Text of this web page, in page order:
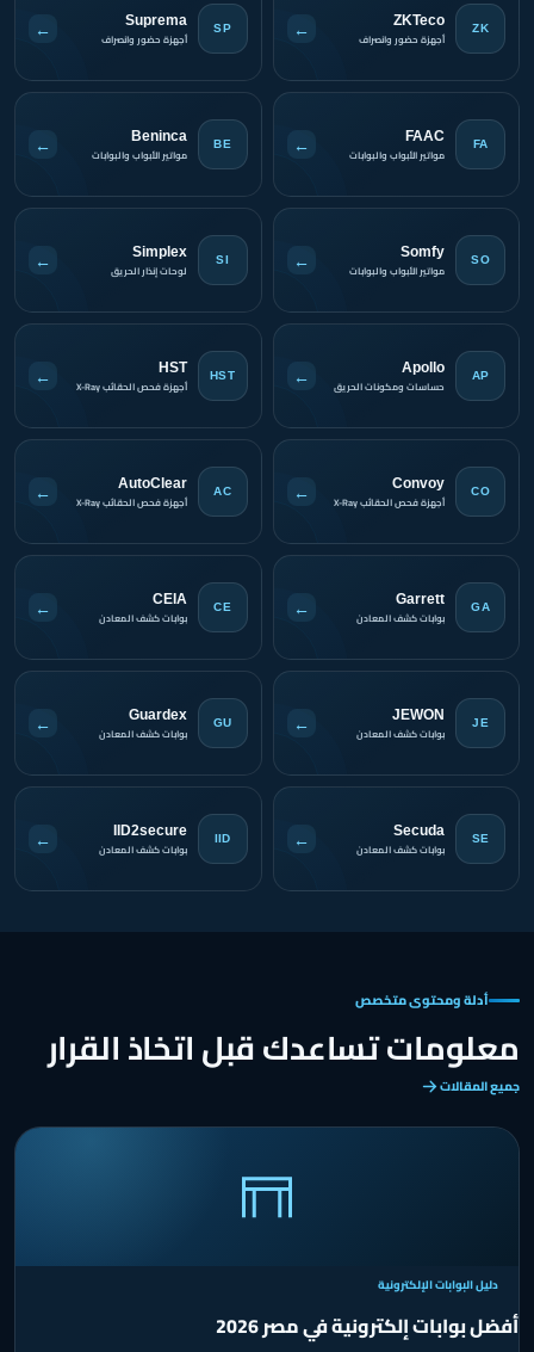
ZK
ZKTeco
أجهزة حضور وانصراف ←
SP
Suprema
أجهزة حضور وانصراف ←
FA
FAAC
مواتير الأبواب والبوابات ←
BE
Beninca
مواتير الأبواب والبوابات ←
SO
Somfy
مواتير الأبواب والبوابات ←
SI
Simplex
لوحات إنذار الحريق ←
AP
Apollo
حساسات ومكونات الحريق ←
HST
HST
أجهزة فحص الحقائب X-Ray ←
CO
Convoy
أجهزة فحص الحقائب X-Ray ←
AC
AutoClear
أجهزة فحص الحقائب X-Ray ←
GA
Garrett
بوابات كشف المعادن ←
CE
CEIA
بوابات كشف المعادن ←
JE
JEWON
بوابات كشف المعادن ←
GU
Guardex
بوابات كشف المعادن ←
SE
Secuda
بوابات كشف المعادن ←
IID
IID2secure
بوابات كشف المعادن ←
أدلة ومحتوى متخصص
معلومات تساعدك قبل اتخاذ القرار
جميع المقالات
دليل البوابات الإلكترونية
أفضل بوابات إلكترونية في مصر 2026